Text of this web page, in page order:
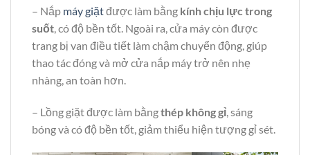
– Nắp máy giặtđược làm bằng kính chịu lực trong
suốt, có độ bền tốt. Ngoài ra, cửa máy còn được
trang bị van điều tiết làm chậm chuyển động, giúp
thao tác đóng và mở cửa nắp máy trở nên nhẹ
nhàng, an toàn hơn.
– Lồng giặt được làm bằngthép không gỉ, sáng
bóng và có độ bền tốt, giảm thiểu hiện tượng gỉ sét.